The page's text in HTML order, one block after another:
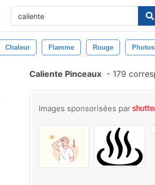
Chaleur Flamme Rouge
Caliente Pinceaux - 179
Images sponsorisées par